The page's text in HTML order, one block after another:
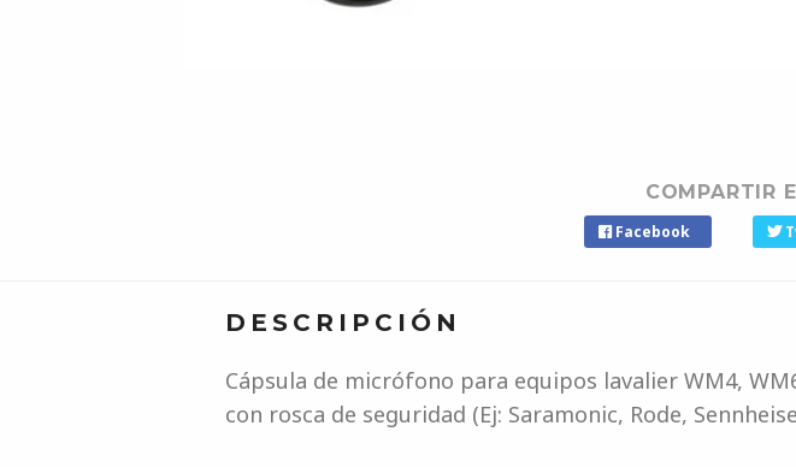
COMPARTIR
Facebook
DESCRIPCIÓN
Cápsula de micrófono para equipos lavalier WM4,
con rosca de seguridad (Ej: Saramonic, Rode,